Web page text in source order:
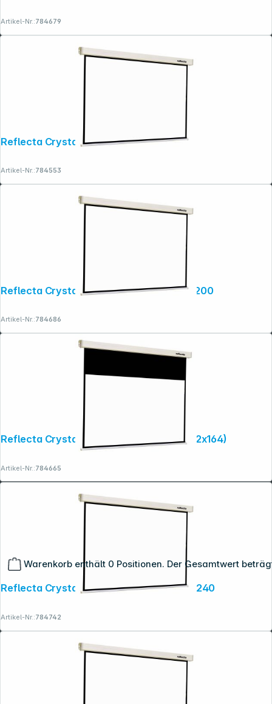
Warenkorb enthält 0 Positionen. Der Gesamtwert
Artikel-Nr.:784679
Reflecta Crystal-Line Rollo lux 160x160
Artikel-Nr.:784553
Reflecta Crystal-Line Rollo Softlift 200x200
Artikel-Nr.:784686
Reflecta Crystal-Line Rollo 300x208 (292x164)
Artikel-Nr.:784665
Reflecta Crystal-Line Motor RC lux 240x240
Artikel-Nr.:784742